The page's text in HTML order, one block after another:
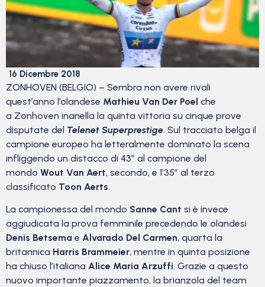
16 Dicembre 2018
ZONHOVEN (BELGIO) – Sembra non avere rivali
quest’anno l’olandese Mathieu Van Der Poel che
a Zonhoven inanella la quinta vittoria su cinque prove
disputate del Telenet Superprestige. Sul tracciato belga il
campione europeo ha letteralmente dominato la scena
infliggendo un distacco di 43″ al campione del
mondo Wout Van Aert, secondo, e 1’35” al terzo
classificato Toon Aerts.
La campionessa del mondo Sanne Cant si è invece
aggiudicata la prova femminile precedendo le olandesi
Denis Betsema e Alvarado Del Carmen, quarta la
britannica Harris Brammeier, mentre in quinta posizione
ha chiuso l’italiana Alice Maria Arzuffi. Grazie a questo
nuovo importante piazzamento, la brianzola del team